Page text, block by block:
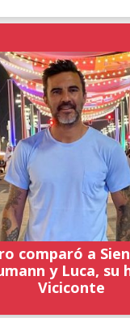
comparó a
y Luca, su
Viciconte